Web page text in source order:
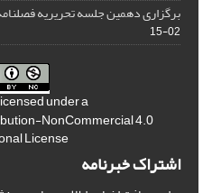
برگزاری دهمین جلسه تحریریه
02-15
under a
NonCommercial 4.0
License
اشتراک خبرنامه